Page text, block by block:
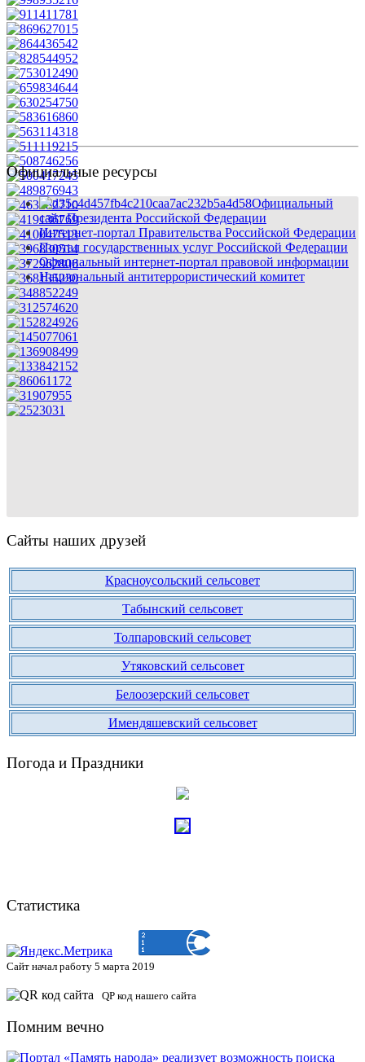
Официальные ресурсы
Официальный
сайт Президента Российской Федерации
Интернет-портал Правительства Российской Федерации
Портал государственных услуг Российской Федерации
Официальный интернет-портал правовой информации
Национальный антитеррористический комитет
Сайты наших друзей
Красноусольский сельсовет
Табынский сельсовет
Толпаровский сельсовет
Утяковский сельсовет
Белоозерский сельсовет
Имендяшевский сельсовет
Погода и Праздники
Статистика
Сайт начал работу 5 марта 2019
QP код нашего сайта
Помним вечно